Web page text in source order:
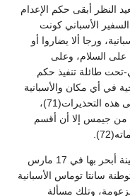
النظر أبقى حكم الإعدام
الأسباني كونت
ورجا ألا يضاروا أو
السلام، وعلى
تحت طائلة تنفيذ حكم
في أي مكان والأسبانية
منها بوجه خاص(70)، ووافق رالي كتابة على هذه التحذيرات(71)،
من جيمس إلا أن أقسم
وجهز رالي بمعونة أصدقائه، أربع عشر سفينة أبحر بها في 17 مارس
سانتا توماس الأسبانية
وتلك مسألة